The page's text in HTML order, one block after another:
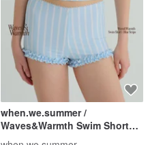
when.we.summer /
Waves&Warmth Swim Short
(僅褲裝)